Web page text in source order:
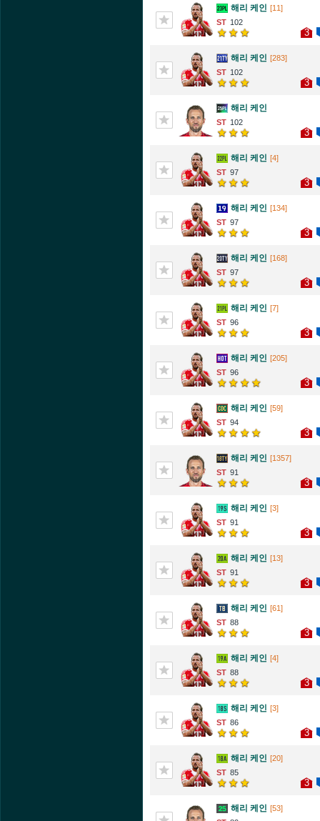
해리 케인 [11]
102
3
해리 케인 [283]
102
3
해리 케인
102
3
해리 케인 [4]
97
3
해리 케인 [134]
97
3
해리 케인 [168]
97
3
해리 케인 [7]
96
3
해리 케인 [205]
96
3
해리 케인 [59]
94
3
해리 케인 [1357]
91
3
해리 케인 [3]
91
3
해리 케인 [13]
91
3
해리 케인 [61]
88
3
해리 케인 [4]
88
3
해리 케인 [3]
86
3
해리 케인 [20]
85
3
해리 케인 [53]